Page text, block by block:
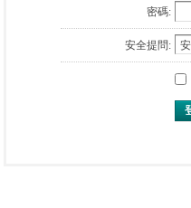
密碼:
安全提問: